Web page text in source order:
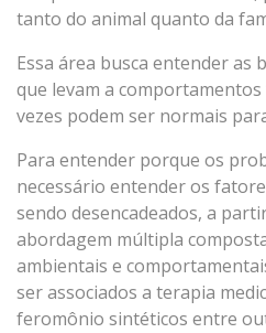
tanto do animal quanto da
Essa área busca entender as
que levam a comportamentos
vezes podem ser normais
Para entender porque os
necessário entender os
sendo desencadeados, a
abordagem múltipla
ambientais e
ser associados a terapia
feromônio sintéticos entre